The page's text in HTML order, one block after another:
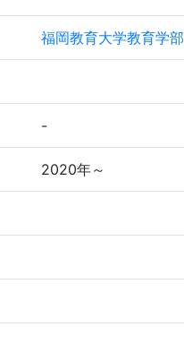
福岡教育大学教育学部
-
2020年～